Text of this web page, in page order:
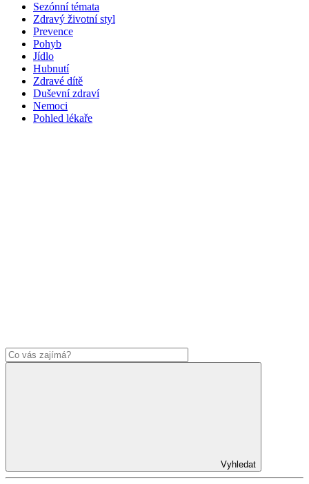
Sezónní témata
Zdravý životní styl
Prevence
Pohyb
Jídlo
Hubnutí
Zdravé dítě
Duševní zdraví
Nemoci
Pohled lékaře
Vyhledat